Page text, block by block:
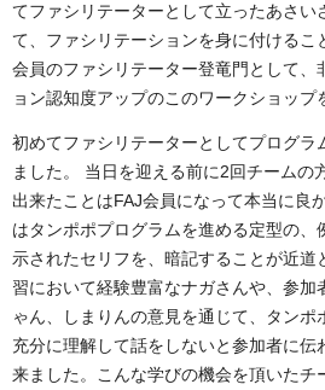
てファシリテーターとして立ったあさい
て、ファシリテーションを身に付けるこ
会員のファシリテーター登竜門として、
ョン認知度アップのこのワークショップ
初めてファシリテーターとしてプログラ
ました。 当日を迎える前に2回チームの
出来たことはFAJ会員になって本当に良
はタンポポプログラムを進める定型の、
示されたセリフを、暗記することが近道
習において経験豊富なナガさんや、参加
ゃん、しまりんの意見を通じて、タンポ
充分に理解して話をしないと参加者に伝
来ました。こんな学びの機会を頂いたチ